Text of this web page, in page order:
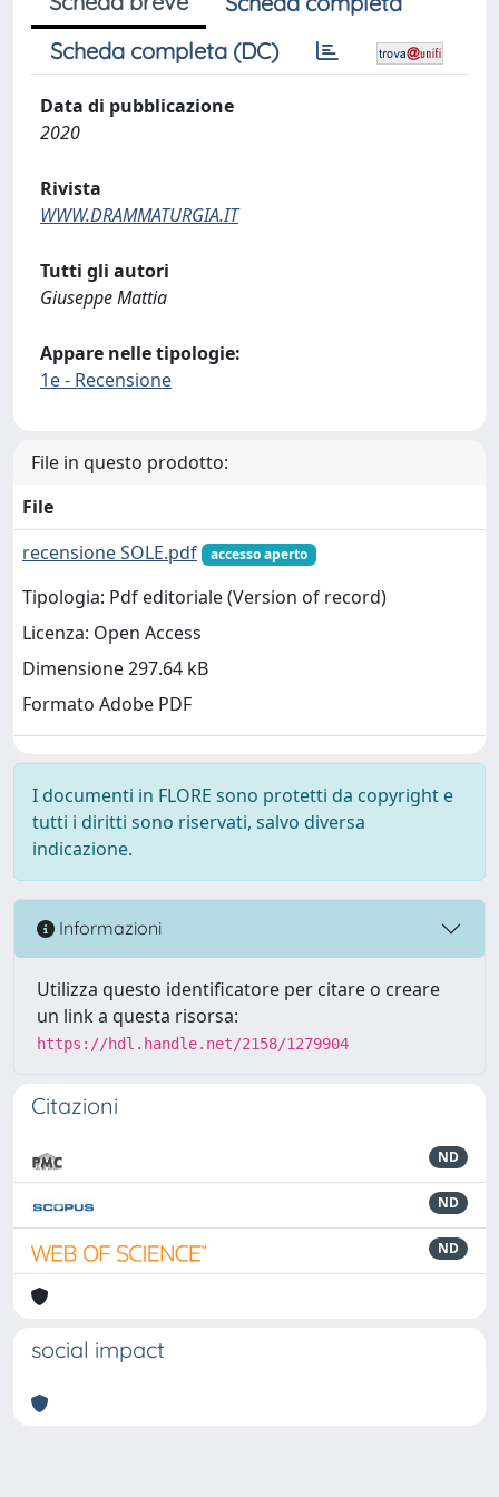
Scheda completa (DC)
Data di pubblicazione
2020
Rivista
WWW.DRAMMATURGIA.IT
Tutti gli autori
Giuseppe Mattia
Appare nelle tipologie:
1e - Recensione
File in questo prodotto:
File
recensione SOLE.pdf
accesso aperto
Tipologia: Pdf editoriale (Version of record)
Licenza: Open Access
Dimensione 297.64 kB
Formato Adobe PDF
I documenti in FLORE sono protetti da copyright e
tutti i diritti sono riservati, salvo diversa
indicazione.
Informazioni
Utilizza questo identificatore per citare o creare
un link a questa risorsa:
https://hdl.handle.net/2158/1279904
Citazioni
ND
ND
ND
social impact